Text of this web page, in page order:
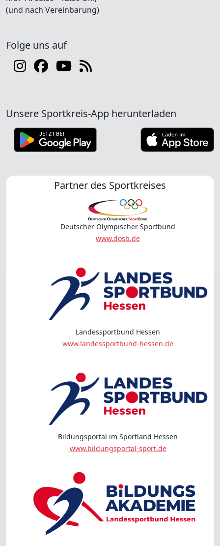
(und nach Vereinbarung)
Folge uns auf
Unsere Sportkreis-App herunterladen
Partner des Sportkreises
Deutscher Olympischer Sportbund
www.dosb.de
Landessportbund Hessen
www.landessportbund-hessen.de
Bildungsportal im Sportland Hessen
www.bildungsportal-sport.de